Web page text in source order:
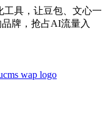
工具，让豆包、文心一
牌，抢占AI流量入